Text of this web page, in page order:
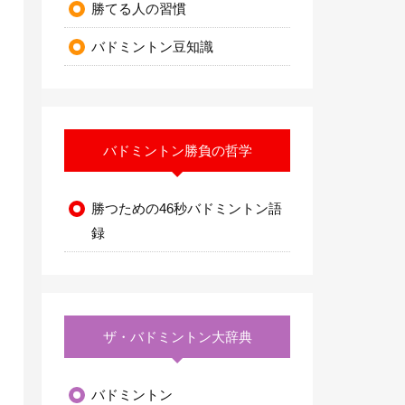
勝てる人の習慣
バドミントン豆知識
バドミントン勝負の哲学
勝つための46秒バドミントン語
録
ザ・バドミントン大辞典
バドミントン